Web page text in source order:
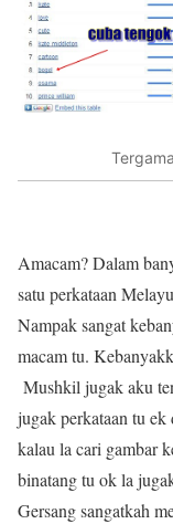
Amacam? Dalam
satu perkataan
Nampak sangat
macam tu.
Mushkil jugak aku
jugak perkataan tu
kalau la cari gambar
binatang tu ok la
Gersang sangatkah